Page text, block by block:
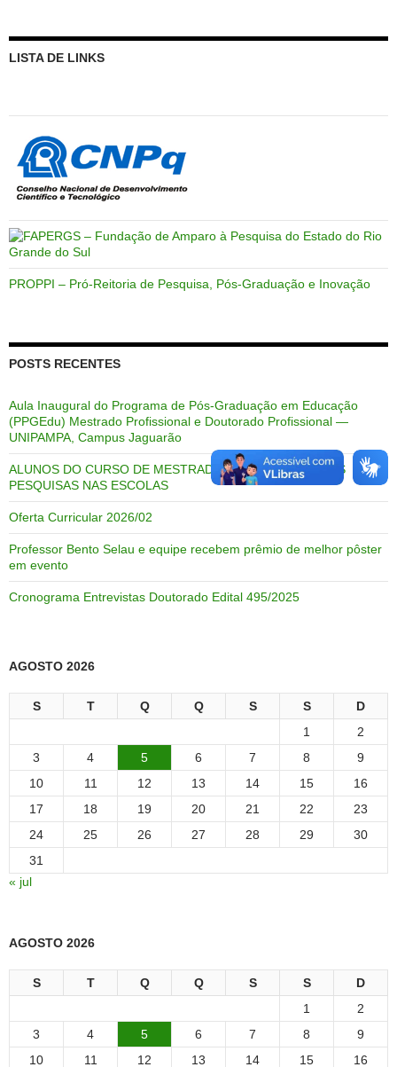
LISTA DE LINKS
PROPPI – Pró-Reitoria de Pesquisa, Pós-Graduação e Inovação
POSTS RECENTES
Aula Inaugural do Programa de Pós-Graduação em Educação
(PPGEdu) Mestrado Profissional e Doutorado Profissional —
UNIPAMPA, Campus Jaguarão
ALUNOS DO CURSO DE MESTRADO APRESENTAM SUAS
PESQUISAS NAS ESCOLAS
Oferta Curricular 2026/02
Professor Bento Selau e equipe recebem prêmio de melhor pôster
em evento
Cronograma Entrevistas Doutorado Edital 495/2025
AGOSTO 2026
S T Q Q S S
D
1
2
3
4 5 6 7 8
9
10
11 12 13 14 15
16
17
18 19 20 21 22
23
24
25 26 27 28 29
30
31
« jul
AGOSTO 2026
S T Q Q S S
D
1
2
3
4 5 6 7 8
9
10
11 12 13 14 15 16